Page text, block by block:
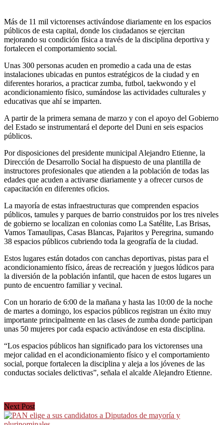
Más de 11 mil victorenses activándose diariamente en los espacios
públicos de esta capital, donde los ciudadanos se ejercitan
mejorando su condición física a través de la disciplina deportiva y
fortalecen el comportamiento social.
Unas 300 personas acuden en promedio a cada una de estas
instalaciones ubicadas en puntos estratégicos de la ciudad y en
diferentes horarios, a practicar zumba, futbol, taekwondo y el
acondicionamiento físico, sumándose las actividades culturales y
educativas que ahí se imparten.
A partir de la primera semana de marzo y con el apoyo del Gobierno
del Estado se instrumentará el deporte del Duni en seis espacios
públicos.
Por disposiciones del presidente municipal Alejandro Etienne, la
Dirección de Desarrollo Social ha dispuesto de una plantilla de
instructores profesionales que atienden a la población de todas las
edades que acuden a activarse diariamente y a ofrecer cursos de
capacitación en diferentes oficios.
La mayoría de estas infraestructuras que comprenden espacios
públicos, tamules y parques de barrio construidos por los tres niveles
de gobierno se localizan en colonias como La Satélite, Las Brisas,
Vamos Tamaulipas, Casas Blancas, Pajaritos y Peregrina, sumando
38 espacios públicos cubriendo toda la geografía de la ciudad.
Estos lugares están dotados con canchas deportivas, pistas para el
acondicionamiento físico, áreas de recreación y juegos lúdicos para
la diversión de la población infantil, que hacen de estos lugares un
punto de encuentro familiar y vecinal.
Con un horario de 6:00 de la mañana y hasta las 10:00 de la noche
de martes a domingo, los espacios públicos registran un éxito muy
importante principalmente en las clases de zumba donde participan
unas 50 mujeres por cada espacio activándose en esta disciplina.
“Los espacios públicos han significado para los victorenses una
mejor calidad en el acondicionamiento físico y el comportamiento
social, porque fortalecen la disciplina y aleja a los jóvenes de las
conductas sociales delictivas”, señala el alcalde Alejandro Etienne.
Next Post